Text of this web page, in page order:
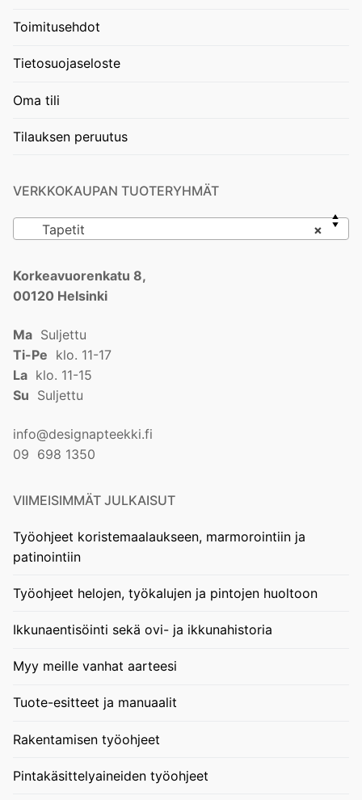
Toimitusehdot
Tietosuojaseloste
Oma tili
Tilauksen peruutus
VERKKOKAUPAN TUOTERYHMÄT
×
Tapetit
Korkeavuorenkatu 8,
00120 Helsinki
Ma Suljettu
Ti-Pe klo. 11-17
La klo. 11-15
Su Suljettu
info@designapteekki.fi
09 698 1350
VIIMEISIMMÄT JULKAISUT
Työohjeet koristemaalaukseen, marmorointiin ja
patinointiin
Työohjeet helojen, työkalujen ja pintojen huoltoon
Ikkunaentisöinti sekä ovi- ja ikkunahistoria
Myy meille vanhat aarteesi
Tuote-esitteet ja manuaalit
Rakentamisen työohjeet
Pintakäsittelyaineiden työohjeet